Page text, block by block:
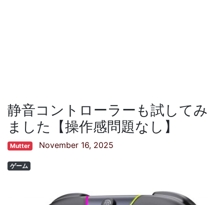
静音コントローラーも試してみ
ました【操作感問題なし】
Mutter November 16, 2025
ゲーム